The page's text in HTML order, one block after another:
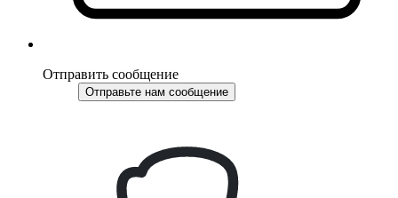
Отправить сообщение
Отправьте нам сообщение